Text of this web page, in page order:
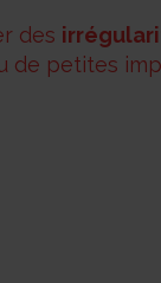
des
de petites